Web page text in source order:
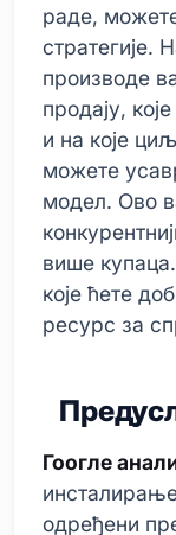
раде,
стратегије.
производе
продају,
и на које
можете
модел. Ово
више купаца.
које ћете
ресурс за
Гоогле
одређени